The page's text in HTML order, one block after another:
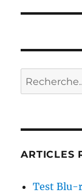
Recherche
pour :
ARTICLES
Test Blu-